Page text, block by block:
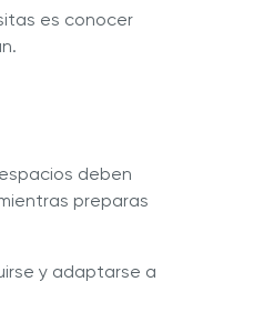
es conocer
deben
preparas
y adaptarse a